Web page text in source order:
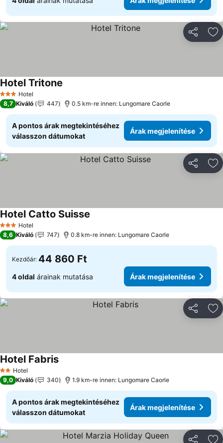
3 Kategória
Hotel
Hotel Tritone
8,7 Kiváló 447 0.5 km-re innen: Lungomare Caorle
A pontos árak megtekintéséhez
válasszon dátumokat
Árak megjelenítése
3 Kategória
Hotel
Hotel Catto Suisse
8,6 Kiváló 747 0.8 km-re innen: Lungomare Caorle
Kezdőár: 44 860 Ft
4 oldal árainak mutatása Árak megjelenítése
2 Kategória
Hotel
Hotel FabrisÁrak megjelenítése
9,0 Kiváló 340 1.9 km-re innen: Lungomare Caorle
A pontos árak megtekintéséhez
válasszon dátumokat
Árak megjelenítése